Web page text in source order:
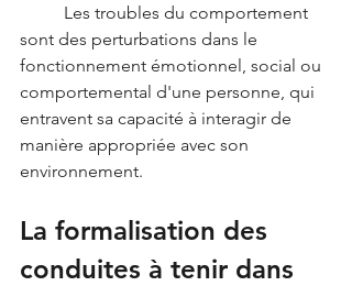
sont des perturbations dans le
fonctionnement émotionnel, social ou
comportemental d'une personne, qui
entravent sa capacité à interagir de
manière appropriée avec son
environnement.
La formalisation des
conduites à tenir dans